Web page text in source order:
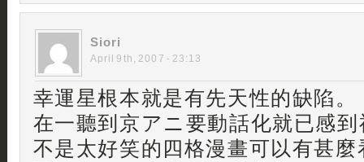
Siori
April 9th, 2007 - 23:13
幸運星根本就是有先天性的缺陷。
在一聽到京アニ要動話化就已感到
不是太好笑的四格漫畫可以有甚麼